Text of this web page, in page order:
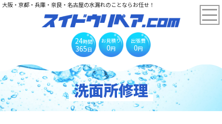
大阪・京都・兵庫・奈良・名古屋の水漏れのことならお任せ！
24時間
365日
お見積り
0円
出張費
0円
洗面所修理